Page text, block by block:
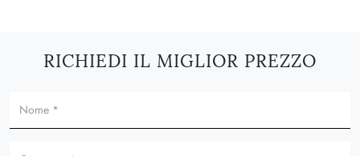
RICHIEDI IL MIGLIOR PREZZO